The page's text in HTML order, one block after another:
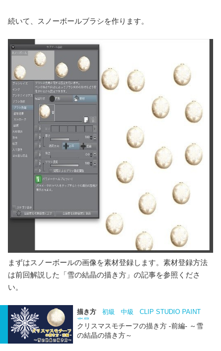
続いて、スノーボールブラシを作ります。
まずはスノーボールの画像を素材登録します。素材登録方法
は前回解説した「雪の結晶の描き方」の記事を参照くださ
い。
描き方 初級 中級
CLIP STUDIO PAINT
背景
クリスマスモチーフの描き方 -前編- ～雪
の結晶の描き方～